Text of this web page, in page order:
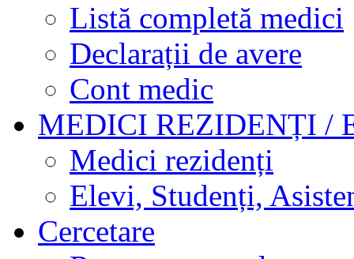
Listă completă medici
Declarații de avere
Cont medic
MEDICI REZIDENȚI /
Medici rezidenți
Elevi, Studenți,
Cercetare